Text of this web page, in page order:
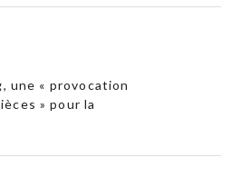
une « provocation
» pour la